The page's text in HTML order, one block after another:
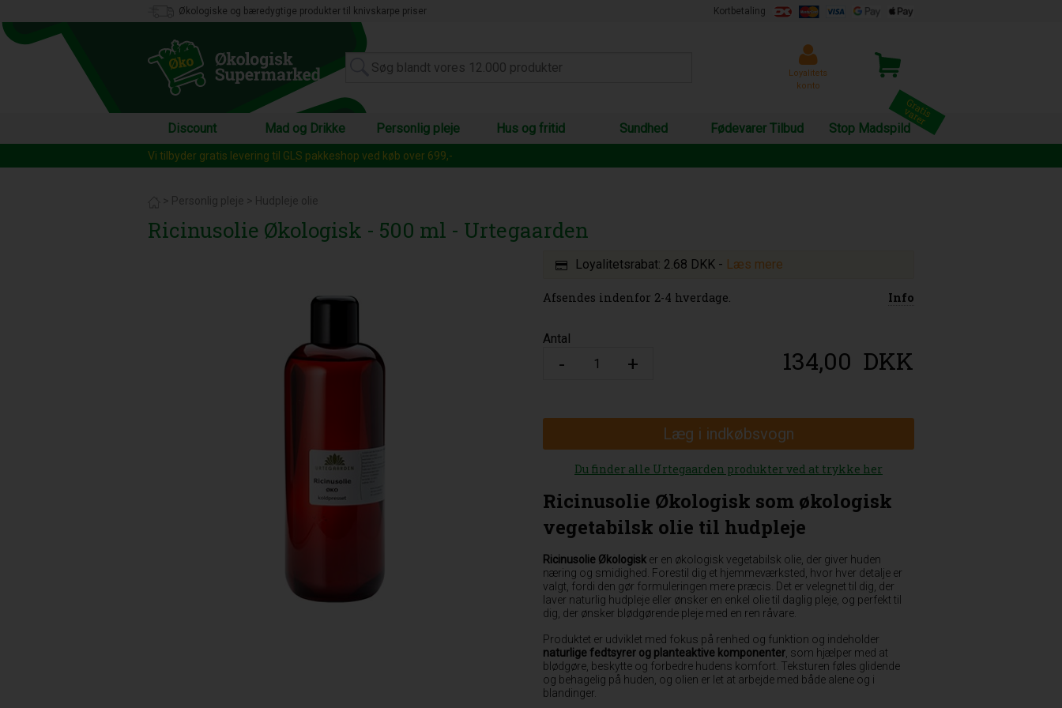
Økologiske og bæredygtige produkter til knivskarpe priser Kortbetaling
Loyalitets
konto
Discount Mad og Drikke Personlig pleje Hus og fritid Sundhed Fødevarer Tilbud Stop Madspild
Vi tilbyder gratis levering til GLS pakkeshop ved køb over 699,-
> Personlig pleje > Hudpleje olie
Ricinusolie Økologisk - 500 ml - Urtegaarden
Loyalitetsrabat: 2.68 DKK - Læs mere
Afsendes indenfor 2-4 hverdage. Info
Antal
134,00 DKK
Læg i indkøbsvogn
Du finder alle Urtegaarden produkter ved at trykke her
Ricinusolie Økologisk som økologisk
vegetabilsk olie til hudpleje
Ricinusolie Økologisk er en økologisk vegetabilsk olie, der giver huden
næring og smidighed. Forestil dig et hjemmeværksted, hvor hver detalje er
valgt, fordi den gør formuleringen mere præcis. Det er velegnet til dig, der
laver naturlig hudpleje eller ønsker en enkel olie til daglig pleje, og perfekt til
dig, der ønsker blødgørende pleje med en ren råvare.
Produktet er udviklet med fokus på renhed og funktion og indeholder
naturlige fedtsyrer og planteaktive komponenter, som hjælper med at
blødgøre, beskytte og forbedre hudens komfort. Teksturen føles glidende
og behagelig på huden, og olien er let at arbejde med både alene og i
blandinger.